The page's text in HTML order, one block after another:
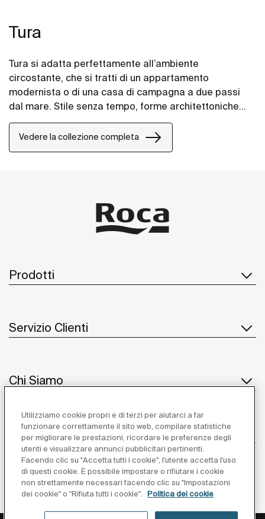
Tura
Tura si adatta perfettamente all’ambiente
circostante, che si tratti di un appartamento
modernista o di una casa di campagna a due passi
dal mare. Stile senza tempo, forme architettoniche
Vedere la collezione completa
Prodotti
Servizio Clienti
Chi Siamo
Ispirazione
Seguiteci
Utilizziamo cookie propri e di terzi per aiutarci a far
funzionare correttamente il sito web, compilare statistiche
per migliorare le prestazioni, ricordare le preferenze degli
utenti e visualizzare annunci pubblicitari pertinenti.
Facendo clic su "Accetta tutti i cookie", l'utente accetta l'uso
di questi cookie. È possibile impostare o rifiutare i cookie
non strettamente necessari facendo clic su "Impostazioni
dei cookie" o "Rifiuta tutti i cookie".
Politica dei cookie